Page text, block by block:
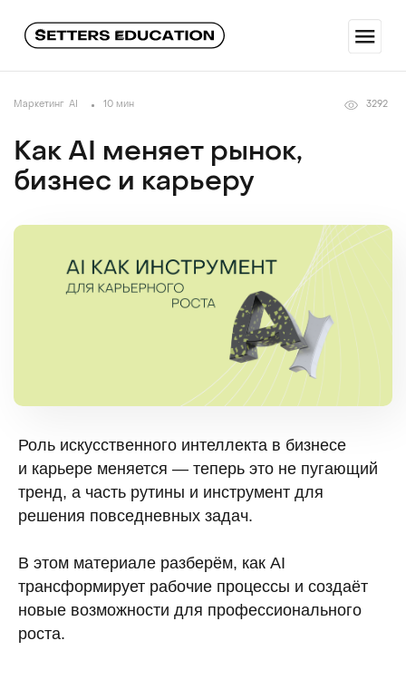
Маркетинг AI 10 мин 3292
Как AI меняет рынок,
бизнес и карьеру
Роль искусственного интеллекта в бизнесе
и карьере меняется — теперь это не пугающий
тренд, а часть рутины и инструмент для
решения повседневных задач.
В этом материале разберём, как AI
трансформирует рабочие процессы и создаёт
новые возможности для профессионального
роста.